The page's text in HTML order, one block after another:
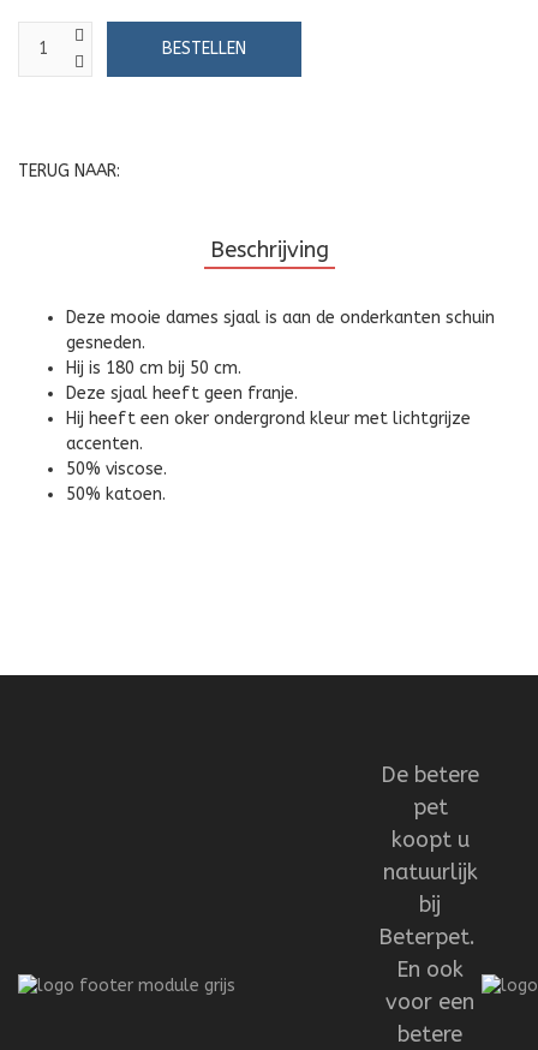
TERUG NAAR:
Beschrijving
Deze mooie dames sjaal is aan de onderkanten schuin
gesneden.
Hij is 180 cm bij 50 cm.
Deze sjaal heeft geen franje.
Hij heeft een oker ondergrond kleur met lichtgrijze
accenten.
50% viscose.
50% katoen.
De betere
pet
koopt u
natuurlijk
bij
Beterpet.
En ook
voor een
betere